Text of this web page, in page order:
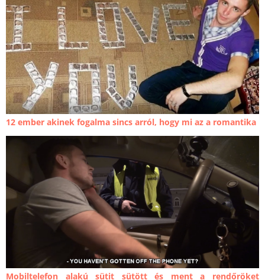
12 ember akinek fogalma sincs arról, hogy mi az a romantika
Mobiltelefon alakú sütit sütött és ment a rendőröket